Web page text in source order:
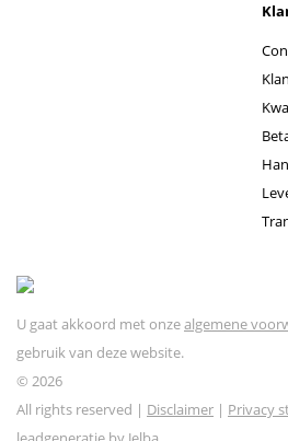
U gaat akkoord met onzealgemene
gebruik van deze website.
© 2026
All rights reserved | Disclaimer | Privacy